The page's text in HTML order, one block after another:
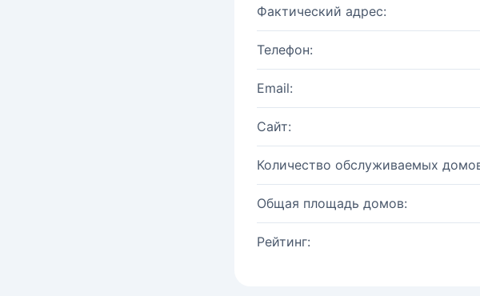
Фактический адрес:
Телефон:
Email:
Сайт:
Количество обслуживаемых
Общая площадь домов:
Рейтинг: